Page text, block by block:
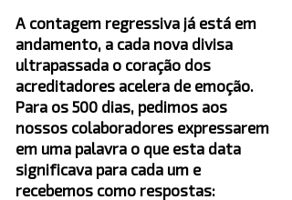
A contagem regressiva já está em
andamento, a cada nova divisa
ultrapassada o coração dos
acreditadores acelera de emoção.
Para os 500 dias, pedimos aos
nossos colaboradores expressarem
em uma palavra o que esta data
significava para cada um e
recebemos como respostas: